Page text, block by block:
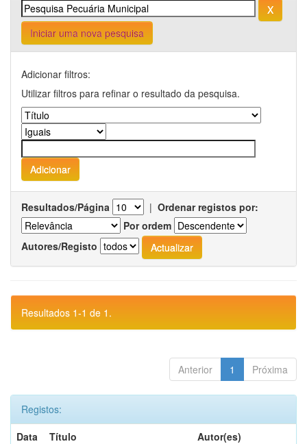
Iniciar uma nova pesquisa
Adicionar filtros:
Utilizar filtros para refinar o resultado da pesquisa.
Resultados/Página | Ordenar registos por:
Por ordem
Autores/Registo
Resultados 1-1 de 1.
Anterior 1 Próxima
Registos:
Data
Título
Autor(es)